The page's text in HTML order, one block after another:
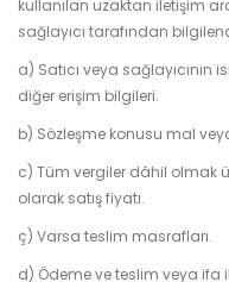
kullanılan uzaktan iletişim
sağlayıcı tarafından
a) Satıcı veya sağlayıcının
diğer erişim bilgileri.
b) Sözleşme konusu mal
c) Tüm vergiler dâhil olmak
olarak satış fiyatı.
ç) Varsa teslim masrafları.
d) Ödeme ve teslim veya ifa